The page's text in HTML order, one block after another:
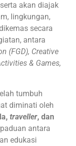
akan diajak
lingkungan,
secara
antara
(FGD), Creative
& Games,
tumbuh
diminati oleh
traveller, dan
antara
edukasi